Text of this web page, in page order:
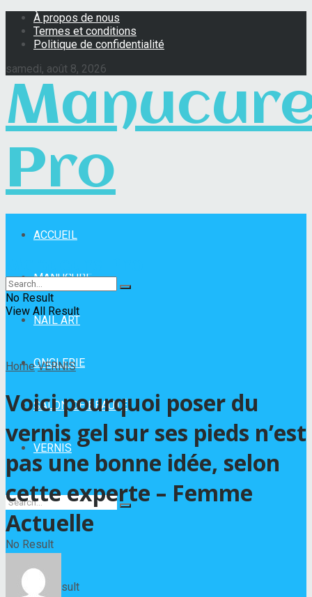
À propos de nous
Termes et conditions
Politique de confidentialité
samedi, août 8, 2026
Pro
ACCUEIL
MANUCURE
NAIL ART
ONGLERIE
SALON DE BEAUTÉ
VERNIS
No Result
View All Result
No Result
View All Result
Home VERNIS
Voici pourquoi poser du
vernis gel sur ses pieds n’est
pas une bonne idée, selon
cette experte – Femme
Actuelle